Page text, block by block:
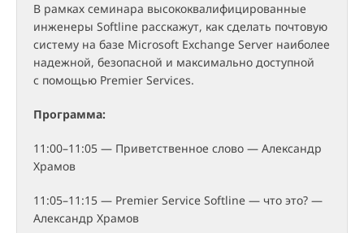
В рамках семинара высококвалифицированные
инженеры Softline расскажут, как сделать почтовую
систему на базе Microsoft Exchange Server наиболее
надежной, безопасной и максимально доступной
с помощью Premier Services.
Программа:
11:00–11:05 — Приветственное слово — Александр
Храмов
11:05–11:15 — Premier Service Softline — что это? —
Александр Храмов